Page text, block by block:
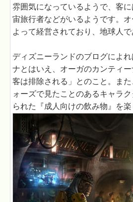
雰囲気になっているようで、客
宙旅行者などがいるようです。
よって経営されており、地球人
ディズニーランドのブログによ
ナとはいえ、オーガのカンティ
客は排除される」とのこと。ま
ォーズで見たことのあるキャラ
られた『成人向けの飲み物』を